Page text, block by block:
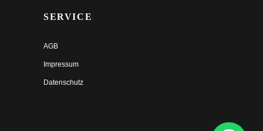
SERVICE
AGB
Impressum
Datenschutz